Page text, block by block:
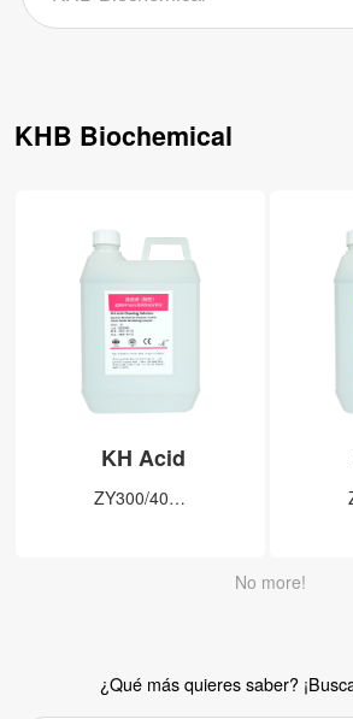
KHB Biochemical
KH Acid
ZY300/40…
No more!
¿Qué más quieres saber?